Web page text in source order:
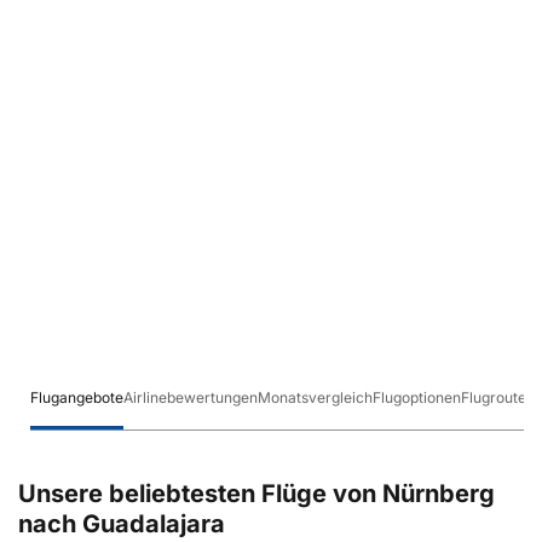
FlugangeboteAirlinebewertungenMonatsvergleichFlugoptionenFlugrouten
Unsere beliebtesten Flüge von Nürnberg
nach Guadalajara